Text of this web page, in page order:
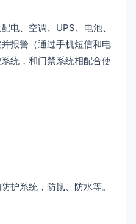
电、空调、UPS、电池、
报警（通过手机短信和电
统，和门禁系统相配合使
护系统，防鼠、防水等。